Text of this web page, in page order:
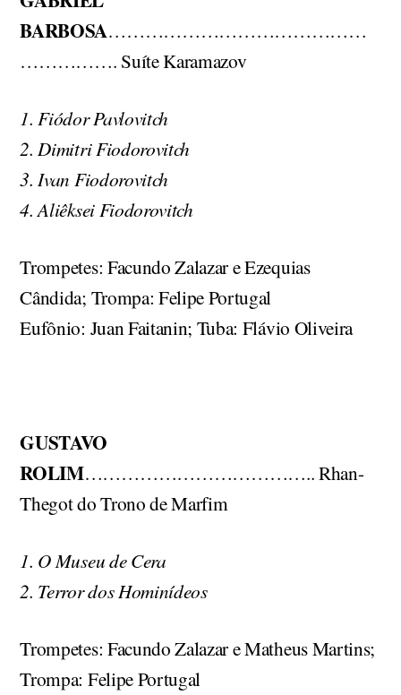
BARBOSA……………………………………
……………. Suíte Karamazov
1. Fiódor Pavlovitch
2. Dimitri Fiodorovitch
3. Ivan Fiodorovitch
4. Aliêksei Fiodorovitch
Trompetes: Facundo Zalazar e Ezequias
Cândida; Trompa: Felipe Portugal
Eufônio: Juan Faitanin; Tuba: Flávio Oliveira
GUSTAVO
ROLIM……………………………….. Rhan-
Thegot do Trono de Marfim
1. O Museu de Cera
2. Terror dos Hominídeos
Trompetes: Facundo Zalazar e Matheus Martins;
Trompa: Felipe Portugal